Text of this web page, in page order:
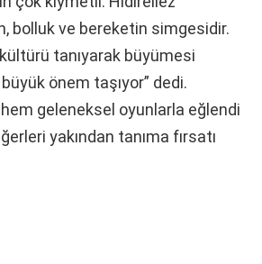
bolluk ve bereketin simgesidir.
kültürü tanıyarak büyümesi
önem taşıyor” dedi.
geleneksel oyunlarla eğlendi
yakından tanıma fırsatı